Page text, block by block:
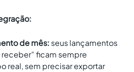
de mês: seus lançamentos
ficam sempre
real, sem precisar exportar